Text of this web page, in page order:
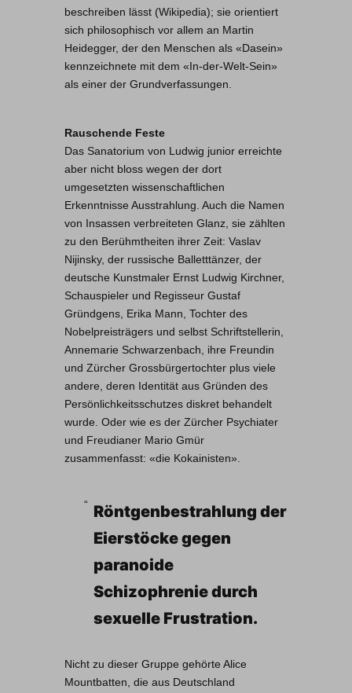
beschreiben lässt (Wikipedia); sie orientiert
sich philosophisch vor allem an Martin
Heidegger, der den Menschen als «Dasein»
kennzeichnete mit dem «In-der-Welt-Sein»
als einer der Grundverfassungen.
Rauschende Feste
Das Sanatorium von Ludwig junior erreichte
aber nicht bloss wegen der dort
umgesetzten wissenschaftlichen
Erkenntnisse Ausstrahlung. Auch die Namen
von Insassen verbreiteten Glanz, sie zählten
zu den Berühmtheiten ihrer Zeit: Vaslav
Nijinsky, der russische Balletttänzer, der
deutsche Kunstmaler Ernst Ludwig Kirchner,
Schauspieler und Regisseur Gustaf
Gründgens, Erika Mann, Tochter des
Nobelpreisträgers und selbst Schriftstellerin,
Annemarie Schwarzenbach, ihre Freundin
und Zürcher Grossbürgertochter plus viele
andere, deren Identität aus Gründen des
Persönlichkeitsschutzes diskret behandelt
wurde. Oder wie es der Zürcher Psychiater
und Freudianer Mario Gmür
zusammenfasst: «die Kokainisten».
Röntgenbestrahlung der
Eierstöcke gegen
paranoide
Schizophrenie durch
sexuelle Frustration.
Nicht zu dieser Gruppe gehörte Alice
Mountbatten, die aus Deutschland